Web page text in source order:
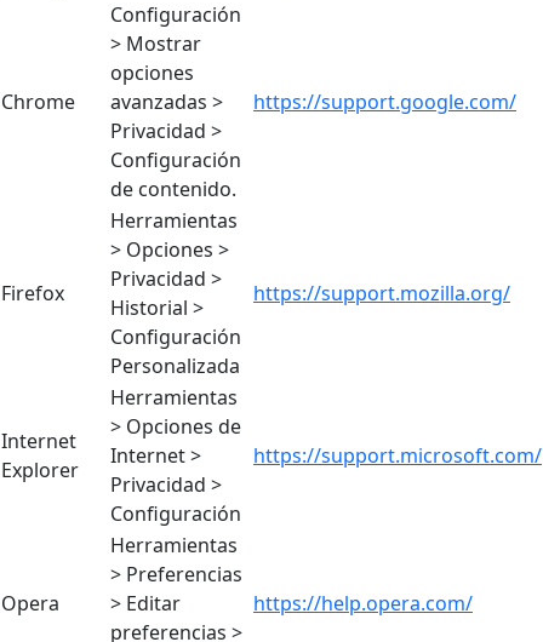
Chrome
Configuración
> Mostrar
opciones
avanzadas >
Privacidad >
Configuración
de contenido.
https://support.google.com/
Firefox
Herramientas
> Opciones >
Privacidad >
Historial >
Configuración
Personalizada
https://support.mozilla.org/
Internet
Explorer
Herramientas
> Opciones de
Internet >
Privacidad >
Configuración
https://support.microsoft.com/
Opera
Herramientas
> Preferencias
> Editar
preferencias >
https://help.opera.com/